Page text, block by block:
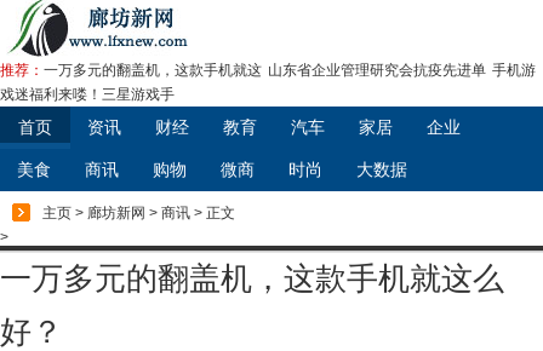
推荐： 一万多元的翻盖机，这款手机就这 山东省企业管理研究会抗疫先进单 手机游
戏迷福利来喽！三星游戏手
首页 资讯 财经 教育 汽车 家居 企业
美食 商讯 购物 微商 时尚 大数据
主页 > 廊坊新网 > 商讯 > 正文
>
一万多元的翻盖机，这款手机就这么
好？